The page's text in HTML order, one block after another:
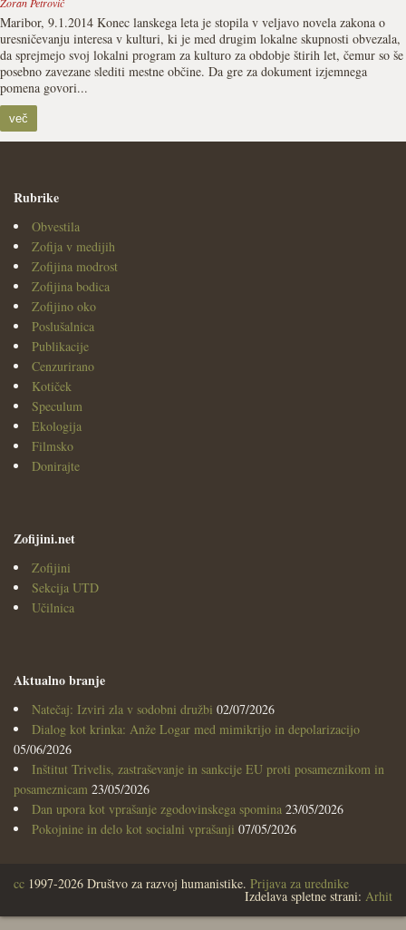
Maribor, 9.1.2014 Konec lanskega leta je stopila v veljavo novela zakona o
uresničevanju interesa v kulturi, ki je med drugim lokalne skupnosti obvezala,
da sprejmejo svoj lokalni program za kulturo za obdobje štirih let, čemur so še
posebno zavezane slediti mestne občine. Da gre za dokument izjemnega
pomena govori...
več
Rubrike
Obvestila
Zofija v medijih
Zofijina modrost
Zofijina bodica
Zofijino oko
Poslušalnica
Publikacije
Cenzurirano
Kotiček
Speculum
Ekologija
Filmsko
Donirajte
Zofijini.net
Zofijini
Sekcija UTD
Učilnica
Aktualno branje
Natečaj: Izviri zla v sodobni družbi 02/07/2026
Dialog kot krinka: Anže Logar med mimikrijo in depolarizacijo
05/06/2026
Inštitut Trivelis, zastraševanje in sankcije EU proti posameznikom in
posameznicam 23/05/2026
Dan upora kot vprašanje zgodovinskega spomina 23/05/2026
Pokojnine in delo kot socialni vprašanji 07/05/2026
cc 1997-2026 Društvo za razvoj humanistike. Prijava za urednike
Izdelava spletne strani: Arhit